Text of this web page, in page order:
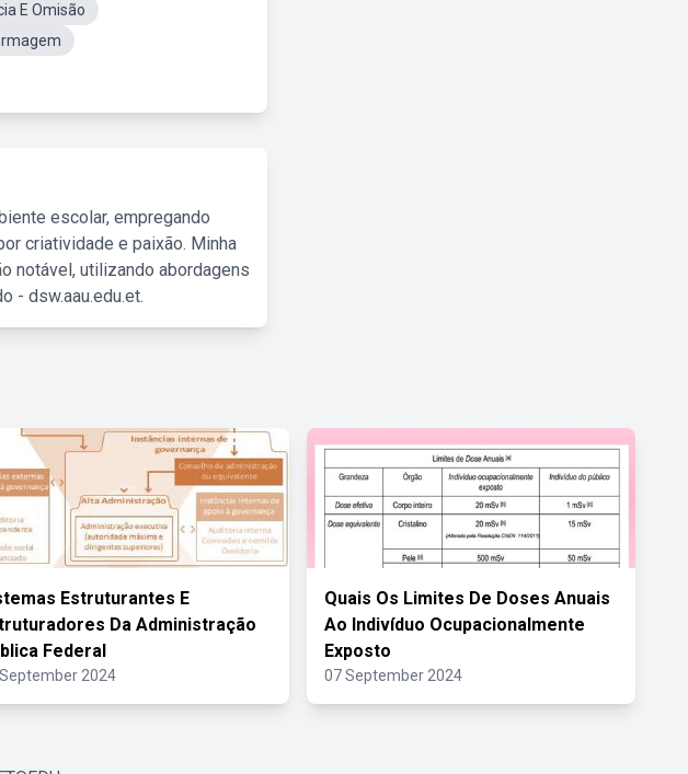
E Omisão
escolar, empregando
criatividade e paixão. Minha
notável, utilizando abordagens
- dsw.aau.edu.et.
Estruturantes E
Da Administração
Federal
2024
Quais Os Limites De Doses Anuais
Ao Indivíduo Ocupacionalmente
Exposto
07 September 2024